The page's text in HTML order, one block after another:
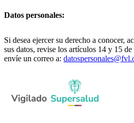
Datos personales:
Si desea ejercer su derecho a conocer,
sus datos, revise los artículos 14 y 15
envíe un correo a: